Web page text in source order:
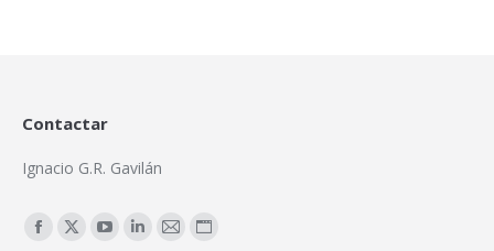
Contactar
Ignacio G.R. Gavilán
Encuéntranos en:
Facebook
X
YouTube
LinkedinMailSitio